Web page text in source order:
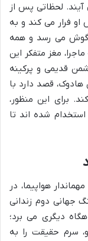
آیند. لحظاتی پس از
فرار می کند و به
می رسد و همه
مغز متفکر این
قدیمی و پرکینه
هادوک، قصد دارد با
برای این منظور،
استخدام شده اند تا
هواپیما، در
جهانی دوم زندانی
دیگری می برد؛
سرم حقیقت را به